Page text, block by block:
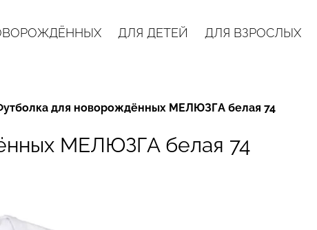
ДЛЯ ДЕТЕЙ ДЛЯ ВЗРОСЛЫХ
для новорождённых МЕЛЮЗГА белая 74
МЕЛЮЗГА белая 74